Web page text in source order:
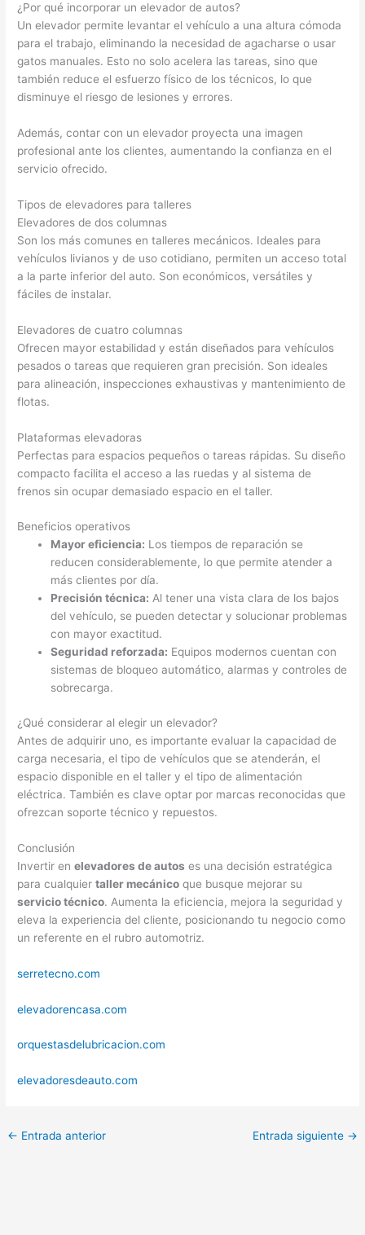
¿Por qué incorporar un elevador de autos?
Un elevador permite levantar el vehículo a una altura cómoda
para el trabajo, eliminando la necesidad de agacharse o usar
gatos manuales. Esto no solo acelera las tareas, sino que
también reduce el esfuerzo físico de los técnicos, lo que
disminuye el riesgo de lesiones y errores.
Además, contar con un elevador proyecta una imagen
profesional ante los clientes, aumentando la confianza en el
servicio ofrecido.
Tipos de elevadores para talleres
Elevadores de dos columnas
Son los más comunes en talleres mecánicos. Ideales para
vehículos livianos y de uso cotidiano, permiten un acceso total
a la parte inferior del auto. Son económicos, versátiles y
fáciles de instalar.
Elevadores de cuatro columnas
Ofrecen mayor estabilidad y están diseñados para vehículos
pesados o tareas que requieren gran precisión. Son ideales
para alineación, inspecciones exhaustivas y mantenimiento de
flotas.
Plataformas elevadoras
Perfectas para espacios pequeños o tareas rápidas. Su diseño
compacto facilita el acceso a las ruedas y al sistema de
frenos sin ocupar demasiado espacio en el taller.
Beneficios operativos
Mayor eficiencia: Los tiempos de reparación se
reducen considerablemente, lo que permite atender a
más clientes por día.
Precisión técnica: Al tener una vista clara de los bajos
del vehículo, se pueden detectar y solucionar problemas
con mayor exactitud.
Seguridad reforzada: Equipos modernos cuentan con
sistemas de bloqueo automático, alarmas y controles de
sobrecarga.
¿Qué considerar al elegir un elevador?
Antes de adquirir uno, es importante evaluar la capacidad de
carga necesaria, el tipo de vehículos que se atenderán, el
espacio disponible en el taller y el tipo de alimentación
eléctrica. También es clave optar por marcas reconocidas que
ofrezcan soporte técnico y repuestos.
Conclusión
Invertir enelevadores de autos es una decisión estratégica
para cualquiertaller mecánico que busque mejorar su
servicio técnico. Aumenta la eficiencia, mejora la seguridad y
eleva la experiencia del cliente, posicionando tu negocio como
un referente en el rubro automotriz.
serretecno.com
elevadorencasa.com
orquestasdelubricacion.com
elevadoresdeauto.com
← Entrada anterior Entrada siguiente →